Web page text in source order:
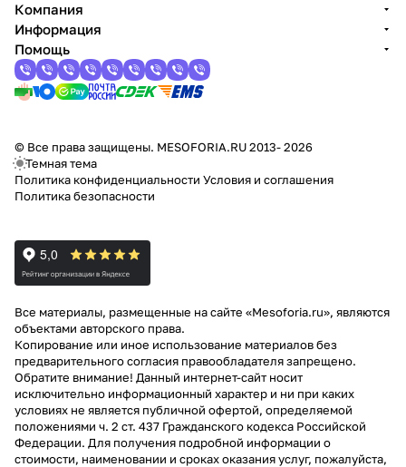
Компания
Информация
Помощь
© Все права защищены. MESOFORIA.RU 2013- 2026
Темная тема
Политика конфиденциальности Условия и соглашения
Политика безопасности
Все материалы, размещенные на сайте «Mesoforia.ru», являются
объектами авторского права.
Копирование или иное использование материалов без
предварительного согласия правообладателя запрещено.
Обратите внимание! Данный интернет-сайт носит
исключительно информационный характер и ни при каких
условиях не является публичной офертой, определяемой
положениями ч. 2 ст. 437 Гражданского кодекса Российской
Федерации. Для получения подробной информации о
стоимости, наименовании и сроках оказания услуг, пожалуйста,